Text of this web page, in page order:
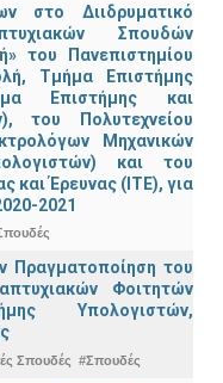
στο Διιδρυματικό
Σπουδών
του Πανεπιστημίου
Τμήμα Επιστήμης
Επιστήμης και
του Πολυτεχνείου
Μηχανικών
και του
και Έρευνας (ΙΤΕ), για
2021
Πραγματοποίηση του
Φοιτητών
Υπολογιστών,
Σπουδές #Σπουδές